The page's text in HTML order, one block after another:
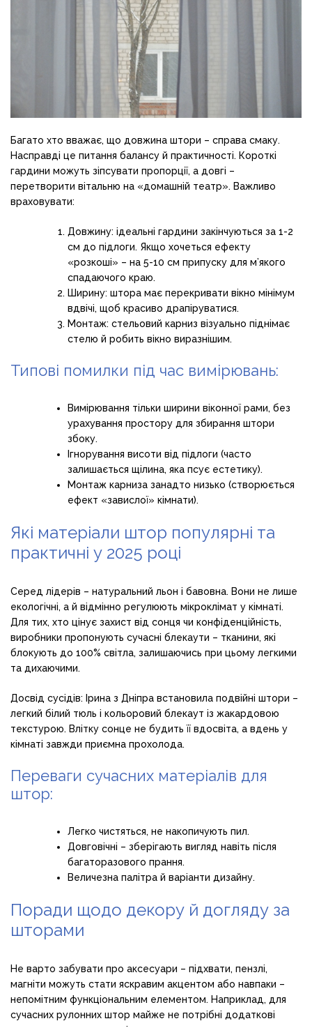
Багато хто вважає, що довжина штори – справа смаку.
Насправді це питання балансу й практичності. Короткі
гардини можуть зіпсувати пропорції, а довгі –
перетворити вітальню на «домашній театр». Важливо
враховувати:
Довжину: ідеальні гардини закінчуються за 1-2
см до підлоги. Якщо хочеться ефекту
«розкоші» – на 5-10 см припуску для м’якого
спадаючого краю.
Ширину: штора має перекривати вікно мінімум
вдвічі, щоб красиво драпіруватися.
Монтаж: стельовий карниз візуально піднімає
стелю й робить вікно виразнішим.
Типові помилки під час вимірювань:
Вимірювання тільки ширини віконної рами, без
урахування простору для збирання штори
збоку.
Ігнорування висоти від підлоги (часто
залишається щілина, яка псує естетику).
Монтаж карниза занадто низько (створюється
ефект «завислої» кімнати).
Які матеріали штор популярні та
практичні у 2025 році
Серед лідерів – натуральний льон і бавовна. Вони не лише
екологічні, а й відмінно регулюють мікроклімат у кімнаті.
Для тих, хто цінує захист від сонця чи конфіденційність,
виробники пропонують сучасні блекаути – тканини, які
блокують до 100% світла, залишаючись при цьому легкими
та дихаючими.
Досвід сусідів: Ірина з Дніпра встановила подвійні штори –
легкий білий тюль і кольоровий блекаут із жакардовою
текстурою. Влітку сонце не будить її вдосвіта, а вдень у
кімнаті завжди приємна прохолода.
Переваги сучасних матеріалів для
штор:
Легко чистяться, не накопичують пил.
Довговічні – зберігають вигляд навіть після
багаторазового прання.
Величезна палітра й варіанти дизайну.
Поради щодо декору й догляду за
шторами
Не варто забувати про аксесуари – підхвати, пензлі,
магніти можуть стати яскравим акцентом або навпаки –
непомітним функціональним елементом. Наприклад, для
сучасних рулонних штор майже не потрібні додаткові